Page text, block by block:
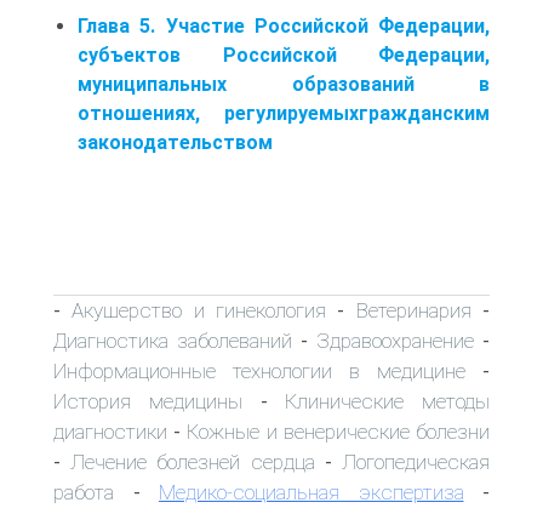
Глава 5. Участие Российской Федерации,
субъектов Российской Федерации,
муниципальных образований в
отношениях, регулируемыхгражданским
законодательством
-Акушерство и гинекология - Ветеринария -
Диагностика заболеваний - Здравоохранение -
Информационные технологии в медицине -
История медицины - Клинические методы
диагностики - Кожные и венерические болезни
- Лечение болезней сердца - Логопедическая
работа - Медико-социальная экспертиза -